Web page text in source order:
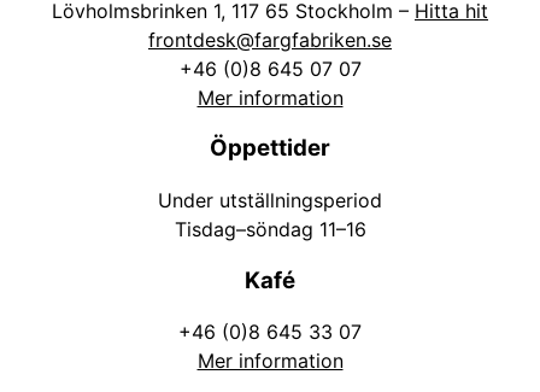
Lövholmsbrinken 1, 117 65 Stockholm – Hitta hit
frontdesk@fargfabriken.se
+46 (0)8 645 07 07
Mer information
Öppettider
Under utställningsperiod
Tisdag–söndag 11–16
Kafé
+46 (0)8 645 33 07
Mer information